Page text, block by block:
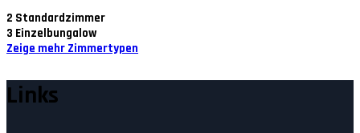
2 Standardzimmer
3 Einzelbungalow
Zeige mehr Zimmertypen
Links